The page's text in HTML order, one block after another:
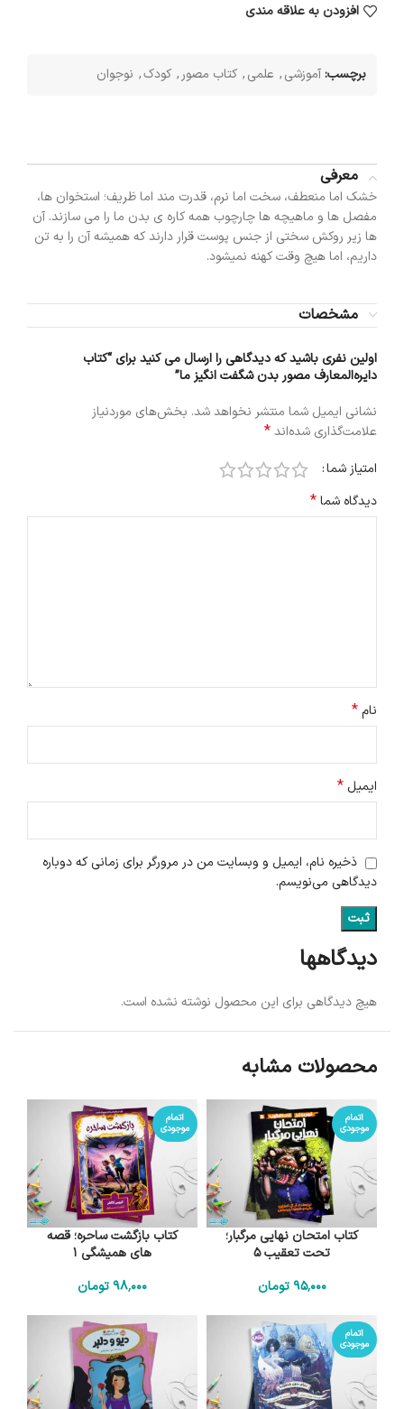
افزودن به علاقه مندی
برچسب:آموزشی, علمی, کتاب مصور , کودک, نوجوان
معرفی
خشک اما منعطف، سخت اما نرم، قدرت مند اما ظریف؛ استخوان ها،
مفصل ها و ماهیچه ها چارچوب همه کاره ی بدن ما را می سازند. آن
ها زیر روکش سختی از جنس پوست قرار دارند که همیشه آن را به تن
داریم، اما هیچ وقت کهنه نمیشود.
مشخصات
دیدگاهها
هیچ دیدگاهی برای این محصول نوشته نشده است.
اولین نفری باشید که دیدگاهی را ارسال می کنید برای “کتاب
دایره‌المعارف مصور بدن شگفت انگیز ما”
نشانی ایمیل شما منتشر نخواهد شد. بخش‌های موردنیاز
علامت‌گذاری شده‌اند*
امتیاز شما
دیدگاه شما*
نام*
ایمیل*
ذخیره نام، ایمیل و وبسایت من در مرورگر برای زمانی که دوباره
دیدگاهی می‌نویسم.
محصولات مشابه
اتمام
موجودی
کتاب امتحان نهایی مرگبار؛
تحت تعقیب 5
95٬000 تومان
اتمام
موجودی
کتاب بازگشت ساحره؛ قصه
های همیشگی 1
98٬000تومان
اتمام
موجودی